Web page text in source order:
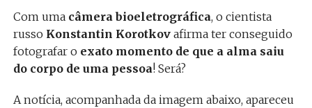
Com uma câmera bioeletrográfica, o cientista
russo Konstantin Korotkovafirma ter conseguido
fotografar o exato momento de que a alma saiu
do corpo de uma pessoa! Será?
A notícia, acompanhada da imagem abaixo, apareceu